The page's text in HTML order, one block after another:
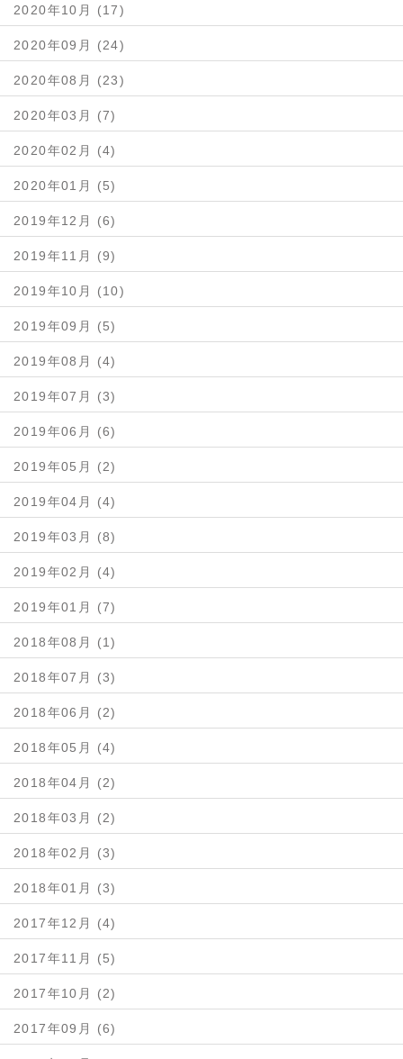
2020年10月 (17)
2020年09月 (24)
2020年08月 (23)
2020年03月 (7)
2020年02月 (4)
2020年01月 (5)
2019年12月 (6)
2019年11月 (9)
2019年10月 (10)
2019年09月 (5)
2019年08月 (4)
2019年07月 (3)
2019年06月 (6)
2019年05月 (2)
2019年04月 (4)
2019年03月 (8)
2019年02月 (4)
2019年01月 (7)
2018年08月 (1)
2018年07月 (3)
2018年06月 (2)
2018年05月 (4)
2018年04月 (2)
2018年03月 (2)
2018年02月 (3)
2018年01月 (3)
2017年12月 (4)
2017年11月 (5)
2017年10月 (2)
2017年09月 (6)